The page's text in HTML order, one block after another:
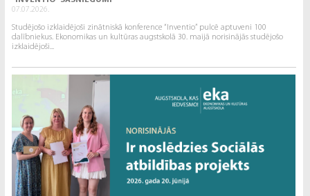
07.07.2026.
Studējošo izklaidējoši zinātniskā konference “Inventio” pulcē aptuveni 100
dalībniekus. Ekonomikas un kultūras augstskolā 30. maijā norisinājās studējošo
izklaidējoši...